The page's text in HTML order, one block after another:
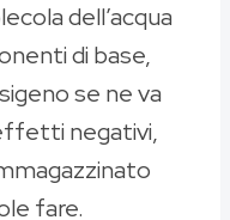
dell’acqua
di base,
se ne va
negativi,
fare.